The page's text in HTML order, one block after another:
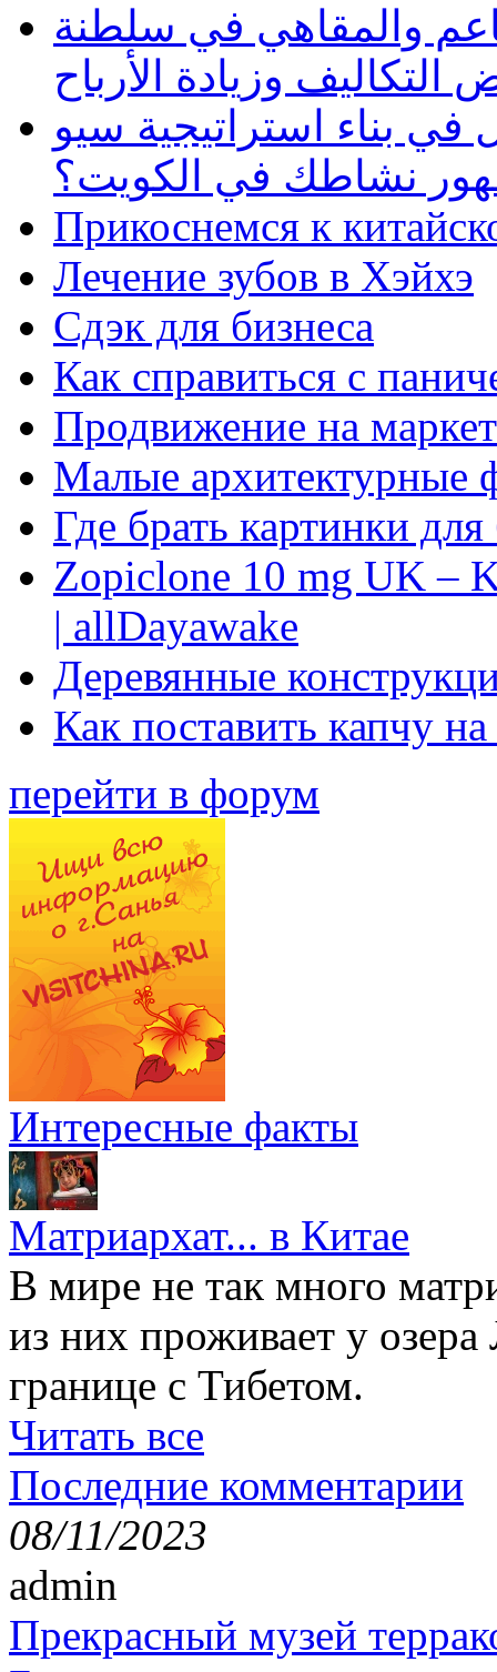
والمقاهي في سلطنة
وزيادة الأرباح
بناء استراتيجية سيو
نشاطك في الكويت؟
Прикоснемся к
Лечение зубов в Хэйхэ
Сдэк для бизнеса
Как справиться с
Продвижение на
Малые архитектурные
Где брать картинки
Zopiclone 10 mg UK –
| allDayawake
Деревянные
Как поставить капчу
перейти в форум
Интересные факты
Матриархат... в Китае
В мире не так много
из них проживает у
границе с Тибетом.
Читать все
Последние комментарии
08/11/2023
admin
Прекрасный музей